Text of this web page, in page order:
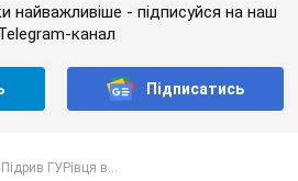
найважливіше - підписуйся на наш
канал
Підписатись
Підрив ГУРівця в...